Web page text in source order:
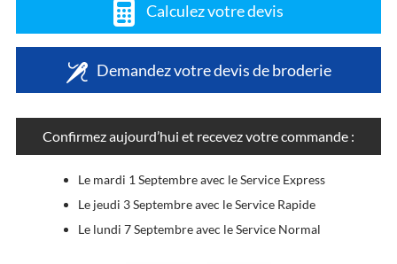
Calculez votre devis
Demandez votre devis de broderie
Confirmez aujourd’hui et recevez votre commande :
Le mardi 1 Septembre avec le Service Express
Le jeudi 3 Septembre avec le Service Rapide
Le lundi 7 Septembre avec le Service Normal